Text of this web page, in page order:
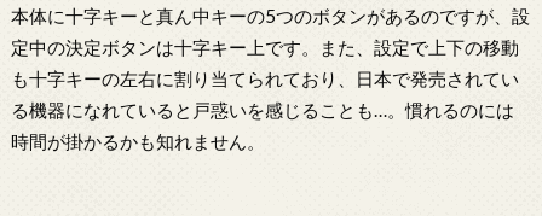
本体に十字キーと真ん中キーの5つのボタンがあるのですが、設
定中の決定ボタンは十字キー上です。また、設定で上下の移動
も十字キーの左右に割り当てられており、日本で発売されてい
る機器になれていると戸惑いを感じることも…。慣れるのには
時間が掛かるかも知れません。